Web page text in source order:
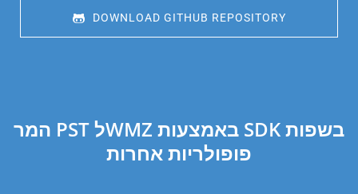
DOWNLOAD GITHUB REPOSITORY
המר PST לWMZ באמצעות SDK בשפות
פופולריות אחרות